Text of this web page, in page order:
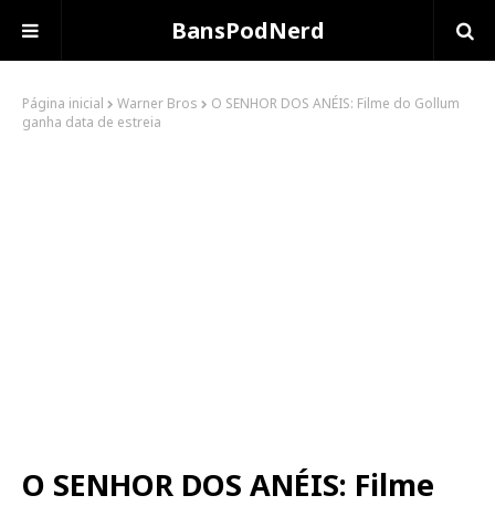
BansPodNerd
Página inicial Warner Bros
O SENHOR DOS ANÉIS: Filme do Gollum
ganha data de estreia
O SENHOR DOS ANÉIS: Filme